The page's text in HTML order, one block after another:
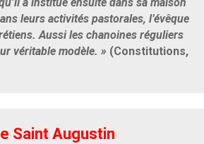
leurs activités pastorales, l’évêque
Aussi les chanoines réguliers
véritable modèle. » (Constitutions,
Saint Augustin